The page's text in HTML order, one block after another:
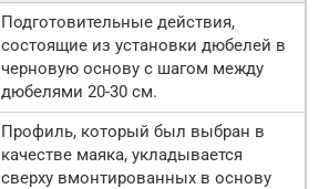
Подготовительные действия,
состоящие из установки дюбелей в
черновую основу с шагом между
дюбелями 20-30 см.
Профиль, который был выбран в
качестве маяка, укладывается
сверху вмонтированных в основу